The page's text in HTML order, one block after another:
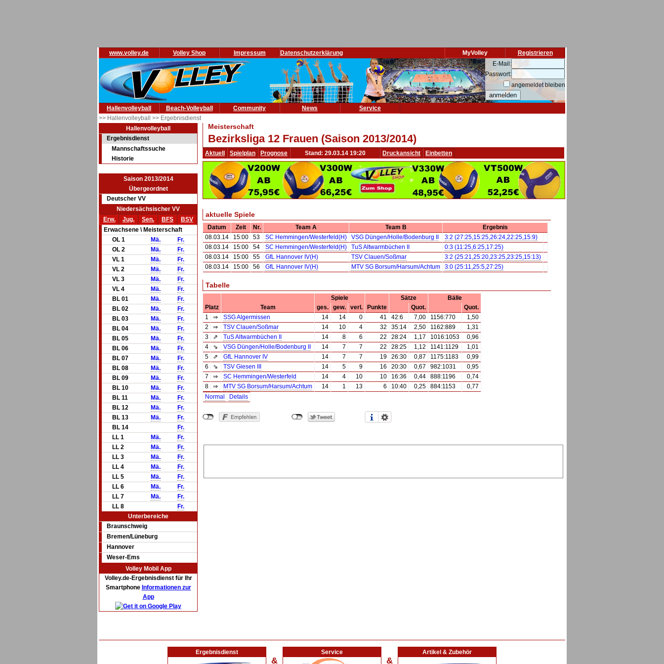
www.volley.de Volley Shop Impressum Datenschutzerklärung Registrieren
MyVolley
E-Mail:
Passwort:
angemeldet bleiben
Hallenvolleyball Beach-Volleyball Community News
Service
>> Hallenvolleyball >> Ergebnisdienst
Hallenvolleyball
Ergebnisdienst
Mannschaftssuche
Historie
Saison 2013/2014
Übergeordnet
Deutscher VV
Niedersächsischer VV
Erw.
Jug. Sen. BFS
BSV
Erwachsene \ Meisterschaft
OL 1
Mä.
Fr.
OL 2
Mä.
Fr.
VL 1
Mä.
Fr.
VL 2
Mä.
Fr.
VL 3
Mä.
Fr.
VL 4
Mä.
Fr.
BL 01
Mä.
Fr.
BL 02
Mä.
Fr.
BL 03
Mä.
Fr.
BL 04
Mä.
Fr.
BL 05
Mä.
Fr.
BL 06
Mä.
Fr.
BL 07
Mä.
Fr.
BL 08
Mä.
Fr.
BL 09
Mä.
Fr.
BL 10
Mä.
Fr.
BL 11
Mä.
Fr.
BL 12
Mä.
Fr.
BL 13
Mä.
Fr.
BL 14
Fr.
LL 1
Mä.
Fr.
LL 2
Mä.
Fr.
LL 3
Mä.
Fr.
LL 4
Mä.
Fr.
LL 5
Mä.
Fr.
LL 6
Mä.
Fr.
LL 7
Mä.
Fr.
LL 8
Fr.
Unterbereiche
Braunschweig
Bremen/Lüneburg
Hannover
Weser-Ems
Volley Mobil App
Volley.de-Ergebnisdienst für Ihr
Smartphone Informationen zur
App
Meisterschaft
Bezirksliga 12 Frauen (Saison 2013/2014)
Aktuell Spielplan Prognose Stand: 29.03.14 19:20 Druckansicht Einbetten
aktuelle Spiele
Datum Zeit Nr. Team A Team B
Ergebnis
08.03.14
15:00 53 SC Hemmingen/Westerfeld(H) VSG Düngen/Holle/Bodenburg II
3:2 (27:25,15:25,26:24,22:25,15:9)
08.03.14
15:00 54 SC Hemmingen/Westerfeld(H) TuS Altwarmbüchen II
0:3 (11:25,6:25,17:25)
08.03.14
15:00 55 GfL Hannover IV(H) TSV Clauen/Soßmar
3:2 (25:21,25:20,23:25,23:25,15:13)
08.03.14
15:00 56 GfL Hannover IV(H) MTV SG Borsum/Harsum/Achtum 3:0 (25:11,25:5,27:25)
Tabelle
Spiele Sätze
Bälle
Platz
Team ges. gew. verl. Punkte Quot.
Quot.
1
⇒ SSG Algermissen 14 14 0 41 42:6 7,00 1156:770
1,50
2
⇒ TSV Clauen/Soßmar 14 10 4 32 35:14 2,50 1162:889
1,31
3
⇗ TuS Altwarmbüchen II 14 8 6 22 28:24 1,17 1016:1053
0,96
4
⇘ VSG Düngen/Holle/Bodenburg II 14 7 7 22 28:25 1,12 1141:1129
1,01
5
⇗ GfL Hannover IV 14 7 7 19 26:30 0,87 1175:1183
0,99
6
⇘ TSV Giesen III 14 5 9 16 20:30 0,67 982:1031
0,95
7
⇒ SC Hemmingen/Westerfeld 14 4 10 10 16:36 0,44 888:1196
0,74
8
⇒ MTV SG Borsum/Harsum/Achtum 14 1 13 6 10:40 0,25 884:1153
0,77
Normal
Details
Ergebnisdienst
&
Service
&
Artikel & Zubehör